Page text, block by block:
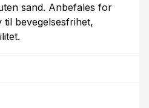
sand. Anbefales for
bevegelsesfrihet,